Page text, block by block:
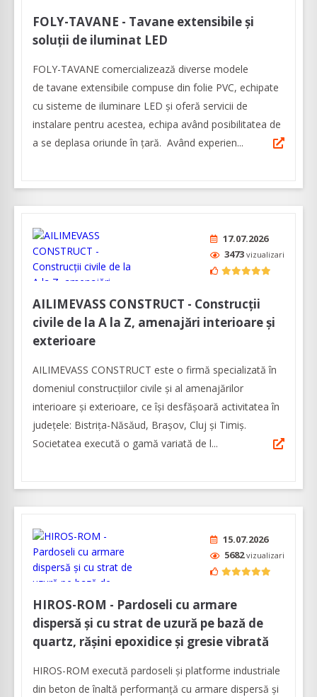
FOLY-TAVANE - Tavane extensibile şi
soluţii de iluminat LED
FOLY-TAVANE comercializează diverse modele
de tavane extensibile compuse din folie PVC, echipate
cu sisteme de iluminare LED și oferă servicii de
instalare pentru acestea, echipa având posibilitatea de
a se deplasa oriunde în țară. Având experien...
17.07.2026
3473 vizualizari
AILIMEVASS CONSTRUCT - Construcții
civile de la A la Z, amenajări interioare și
exterioare
AILIMEVASS CONSTRUCT este o firmă specializată în
domeniul construcțiilor civile și al amenajărilor
interioare și exterioare, ce își desfășoară activitatea în
județele: Bistrița-Năsăud, Brașov, Cluj și Timiș.
Societatea execută o gamă variată de l...
15.07.2026
5682vizualizari
HIROS-ROM - Pardoseli cu armare
dispersă și cu strat de uzură pe bază de
quartz, rășini epoxidice și gresie vibrată
HIROS-ROM execută pardoseli şi platforme industriale
din beton de înaltă performanţă cu armare dispersă și